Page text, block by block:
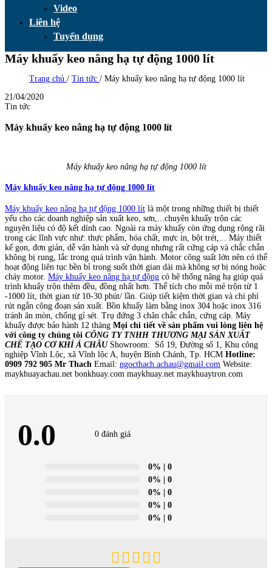
Video
Liên hệ
Tuyển dụng
Máy khuấy keo nâng hạ tự động 1000 lít
Trang chủ / Tin tức / Máy khuấy keo nâng hạ tự động 1000 lít
21/04/2020
Tin tức
Máy khuấy keo nâng hạ tự động 1000 lít
Máy khuấy keo nâng hạ tự động 1000 lít
Máy khuấy keo nâng hạ tự động 1000 lít
Máy khuấy keo nâng hạ tự động 1000 lít là một trong những thiết bị thiết
yếu cho các doanh nghiệp sản xuất keo, sơn,...chuyên khuấy trộn các
nguyên liệu có độ kết dính cao. Ngoài ra máy khuấy còn ứng dụng rộng rãi
trong các lĩnh vực như: thực phẩm, hóa chất, mực in, bột trét,... Máy thiết
kế gọn, đơn giản, dễ vận hành và sử dụng nhưng rất cứng cáp và chắc chắn
không bị rung, lắc trong quá trình vận hành. Motor công suất lớn nên có thể
hoạt động liên tục bền bỉ trong suốt thời gian dài mà không sợ bị nóng hoặc
cháy motor. Máy khuấy keo nâng hạ tự động có hệ thống nâng hạ giúp quá
trình khuấy trộn thêm đều, đồng nhất hơn. Thể tích cho mỗi mẻ trộn từ 1
-1000 lít, thời gian từ 10-30 phút/ lần. Giúp tiết kiệm thời gian và chi phí
rút ngắn công đoạn sản xuất. Bồn khuấy làm bằng inox 304 hoặc inox 316
tránh ăn mòn, chống gỉ sét. Trụ đứng 3 chân chắc chắn, cứng cáp. Máy
khuấy được bảo hành 12 tháng Mọi chi tiết về sản phẩm vui lòng liên hệ
với công ty chúng tôi CÔNG TY TNHH THƯƠNG MẠI SẢN XUẤT
CHẾ TẠO CƠ KHÍ Á CHÂUShowroom: Số 19, Đường số 1, Khu công
nghiệp Vĩnh Lộc, xã Vĩnh lộc A, huyện Bình Chánh, Tp. HCM Hotline:
0909 792 905 Mr Thach Email: ngocthach.achau@gmail.com Website:
maykhuayachau.net bonkhuay.com maykhuay.net maykhuaytron.com
0.0 0 đánh giá
0% | 0
0% | 0
0% | 0
0% | 0
0% | 0